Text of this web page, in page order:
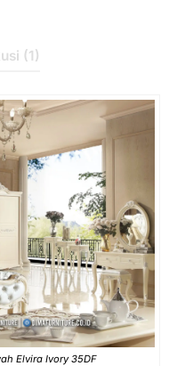
(1)
Elvira Ivory 35DF